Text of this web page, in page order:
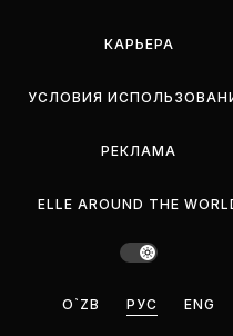
КАРЬЕРА
УСЛОВИЯ
РЕКЛАМА
ELLE AROUND THE
O`ZB РУС ENG